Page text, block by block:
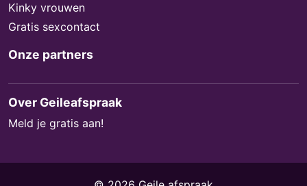
Kinky vrouwen
Gratis sexcontact
Onze partners
Over Geileafspraak
Meld je gratis aan!